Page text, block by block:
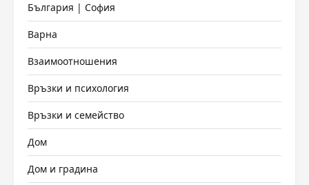
България | София
Варна
Взаимоотношения
Връзки и психология
Връзки и семейство
Дом
Дом и градина